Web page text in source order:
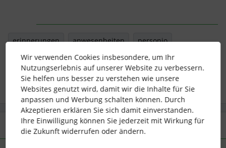
erinnerungen anwesenheiten personio
attendance Time Tracking reminders
2 Antworten Älteste zuerst
Wir verwenden Cookies insbesondere, um Ihr
Nutzungserlebnis auf unserer Website zu verbessern.
Sie helfen uns besser zu verstehen wie unsere
Websites genutzt wird, damit wir die Inhalte für Sie
anpassen und Werbung schalten können. Durch
Akzeptieren erklären Sie sich damit einverstanden.
Ihre Einwilligung können Sie jederzeit mit Wirkung für
die Zukunft widerrufen oder ändern.